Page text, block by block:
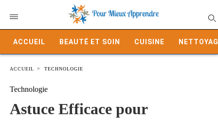
ACCUEIL BEAUTÉ ET SOIN CUISINE
ACCUEIL TECHNOLOGIE
Technologie
Astuce Efficace pour